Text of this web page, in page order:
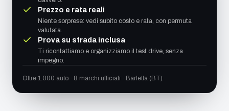
Prezzo e rata reali
Niente sorprese: vedi subito costo e rata, con permuta
valutata.
Prova su strada inclusa
Ti ricontattiamo e organizziamo il test drive, senza
impegno.
Oltre 1.000 auto · 8 marchi ufficiali · Barletta (BT)